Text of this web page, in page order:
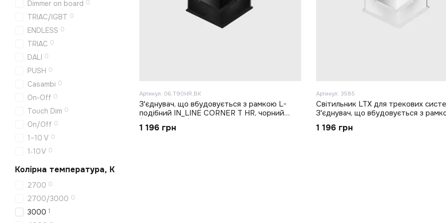
Артикул: 06.T90HR.BK
З'єднувач, що вбудовується з рамкою L-
подібний IN_LINE CORNER T HR, чорний
(06.T90HR.BK)
1 196 грн
Артикул: 3585
Світильник LTX для трекових
З'єднувач, що вбудовується з
(06.T90HR.WH)
1 196 грн
Dimmer on board 0
TRIAC/IGBT 0
ENDLESS 0
TRIAC 0
DALI 0
PUSH 0
Casambi 0
On-Off 0
Touch Dim 0
On/Off 0
1–10 V 0
1‑10 V 0
Колірна температура, K
2700 0
2700/3000 0
3000 1